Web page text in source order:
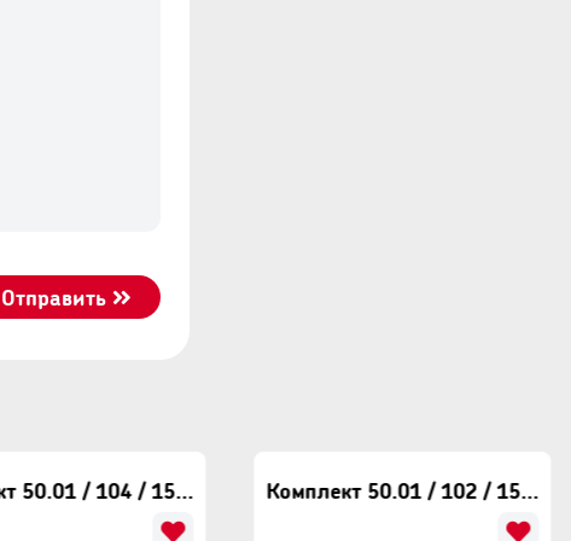
Комплект 50.01 / 104 / 154 Eclipse Комплект 50.01 / 102 / 155 Nero
Отправить